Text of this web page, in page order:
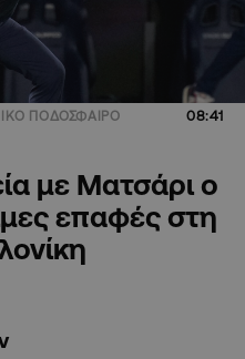
ΠΟΔΟΣΦΑΙΡΟ 08:41
με Ματσάρι ο
επαφές στη